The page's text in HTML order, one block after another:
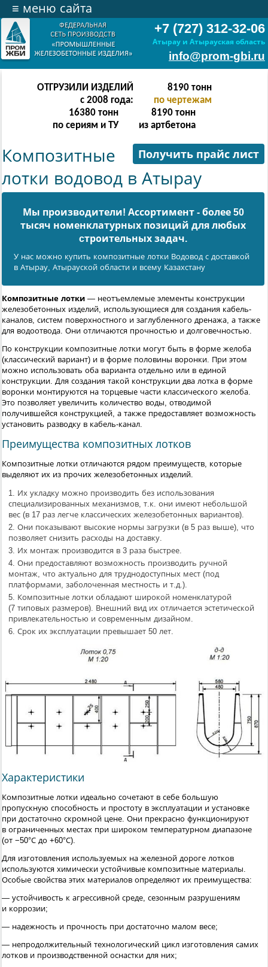
+7 (727) 312-32-06
Атырау и Атырауская область
info@prom-gbi.ru
≡ меню сайта
ОТГРУЗИЛИ ИЗДЕЛИЙ
с 2008 года:
16382тонн
по чертежам
32764 тонн
по сериям и ТУ
16382 тонн
из артбетона
Получить прайс лист
Композитные
лотки водовод в Атырау
Мы производители! Ассортимент - более 50
тысяч номенклатурных позиций для любых
cтроительных задач.
У нас можно купить композитные лотки Водовод с доставкой
в Атырау, Атырауской области и всему Казахстану
Композитные лотки — неотъемлемые элементы конструкции
железобетонных изделий, использующиеся для создания кабель-
каналов, систем поверхностного и заглубленного дренажа, а также
для водоотвода. Они отличаются прочностью и долговечностью.
По конструкции композитные лотки могут быть в форме желоба
(классический вариант) и в форме половины воронки. При этом
можно использовать оба варианта отдельно или в единой
конструкции. Для создания такой конструкции два лотка в форме
воронки монтируются на торцевые части классического желоба.
Это позволяет увеличить количество воды, отводимой
получившейся конструкцией, а также предоставляет возможность
установить разводку в кабель-канал.
Преимущества композитных лотков
Композитные лотки отличаются рядом преимуществ, которые
выделяют их из прочих железобетонных изделий.
Их укладку можно производить без использования
специализированных механизмов, т.к. они имеют небольшой
вес (в 17 раз легче классических железобетонных вариантов).
Они показывают высокие нормы загрузки (в 5 раз выше), что
позволяет снизить расходы на доставку.
Их монтаж производится в 3 раза быстрее.
Они предоставляют возможность производить ручной
монтаж, что актуально для труднодоступных мест (под
платформами, заболоченная местность и т.д.).
Композитные лотки обладают широкой номенклатурой
(7 типовых размеров). Внешний вид их отличается эстетической
привлекательностью и современным дизайном.
Срок их эксплуатации превышает 50 лет.
Характеристики
Композитные лотки идеально сочетают в себе большую
пропускную способность и простоту в эксплуатации и установке
при достаточно скромной цене. Они прекрасно функционируют
в ограниченных местах при широком температурном диапазоне
(от −50°С до +60°С).
Для изготовления используемых на железной дороге лотков
используются химически устойчивые композитные материалы.
Особые свойства этих материалов определяют их преимущества:
— устойчивость к агрессивной среде, сезонным разрушениям
и коррозии;
— надежность и прочность при достаточно малом весе;
— непродолжительный технологический цикл изготовления самих
лотков и производственной оснастки для них;